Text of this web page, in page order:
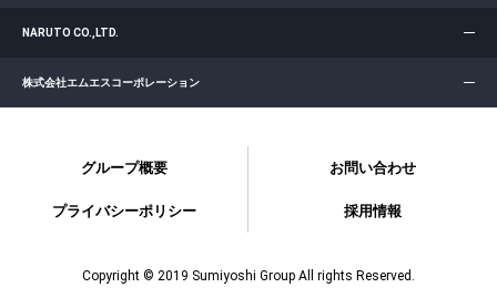
NARUTO CO.,LTD.
株式会社エムエスコーポレーション
お問い合わせ
グループ概要
採用情報
プライバシーポリシー
Copyright © 2019 Sumiyoshi Group All rights Reserved.